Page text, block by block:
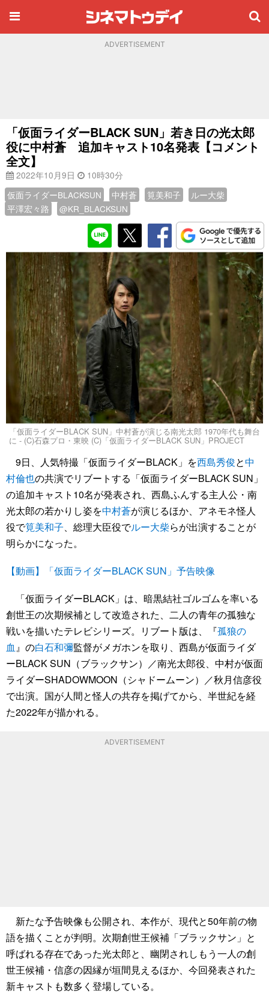
ADVERTISEMENT
「仮面ライダーBLACK SUN」若き日の光太郎
役に中村蒼 追加キャスト10名発表【コメント
全文】
2022年10月9日
10時30分
仮面ライダーBLACKSUN
中村蒼 筧美和子
ルー大柴
平澤宏々路
@KR_BLACKSUN
「仮面ライダーBLACK SUN」中村蒼が演じる南光太郎 1970年代も舞台
に - (C)石森プロ・東映 (C)「仮面ライダーBLACK SUN」PROJECT
9日、人気特撮「仮面ライダーBLACK」を西島秀俊と中
村倫也の共演でリブートする「仮面ライダーBLACK SUN」
の追加キャスト10名が発表され、西島ふんする主人公・南
光太郎の若かりし姿を中村蒼が演じるほか、アネモネ怪人
役で筧美和子、総理大臣役でルー大柴らが出演することが
明らかになった。
【動画】「仮面ライダーBLACK SUN」予告映像
「仮面ライダーBLACK」は、暗黒結社ゴルゴムを率いる
創世王の次期候補として改造された、二人の青年の孤独な
戦いを描いたテレビシリーズ。リブート版は、『孤狼の
血 』の白石和彌監督がメガホンを取り、西島が仮面ライダ
ーBLACK SUN（ブラックサン）／南光太郎役、中村が仮面
ライダーSHADOWMOON（シャドームーン）／秋月信彦役
で出演。国が人間と怪人の共存を掲げてから、半世紀を経
た2022年が描かれる。
ADVERTISEMENT
新たな予告映像も公開され、本作が、現代と50年前の物
語を描くことが判明。次期創世王候補「ブラックサン」と
呼ばれる存在であった光太郎と、幽閉されしもう一人の創
世王候補・信彦の因縁が垣間見えるほか、今回発表された
新キャストも数多く登場している。